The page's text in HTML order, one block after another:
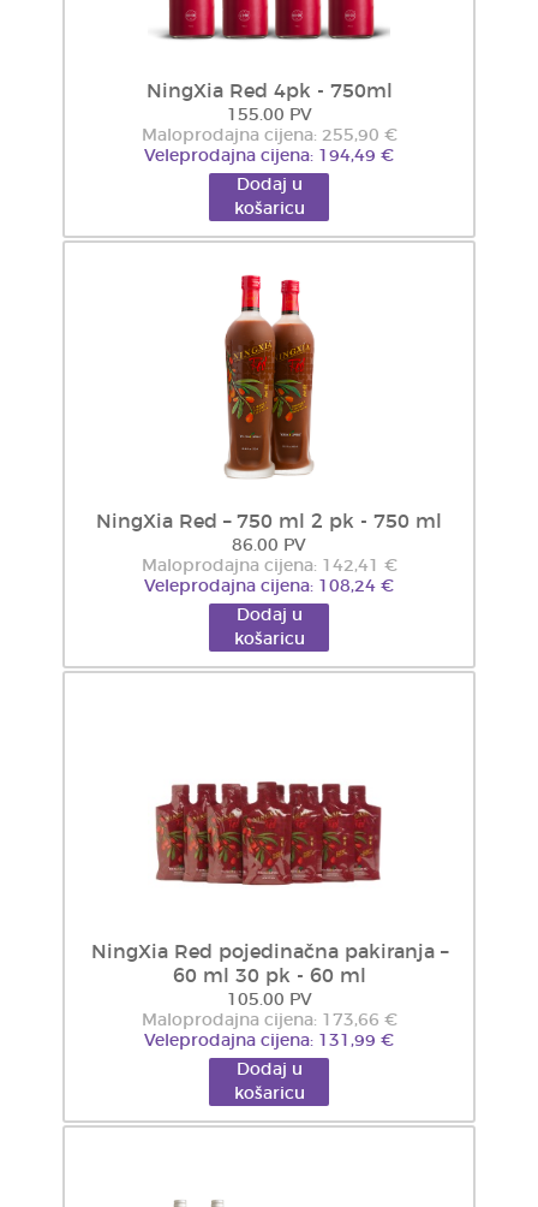
NingXia Red 4pk - 750ml
155.00 PV
Maloprodajna cijena: 255,90 €
Veleprodajna cijena: 194,49 €
Dodaj u
košaricu
NingXia Red – 750 ml 2 pk - 750 ml
86.00 PV
Maloprodajna cijena: 142,41 €
Veleprodajna cijena: 108,24 €
Dodaj u
košaricu
NingXia Red pojedinačna pakiranja –
60 ml 30 pk - 60 ml
105.00 PV
Maloprodajna cijena: 173,66 €
Veleprodajna cijena: 131,99 €
Dodaj u
košaricu